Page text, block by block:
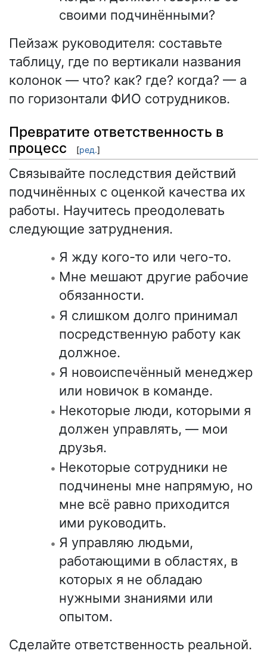
своими подчинёнными?
Пейзаж руководителя: составьте
таблицу, где по вертикали названия
колонок — что? как? где? когда? — а
по горизонтали ФИО сотрудников.
Превратите ответственность в
процесс
[ред.]
Связывайте последствия действий
подчинённых с оценкой качества их
работы. Научитесь преодолевать
следующие затруднения.
Я жду кого-то или чего-то.
Мне мешают другие рабочие
обязанности.
Я слишком долго принимал
посредственную работу как
должное.
Я новоиспечённый менеджер
или новичок в команде.
Некоторые люди, которыми я
должен управлять, — мои
друзья.
Некоторые сотрудники не
подчинены мне напрямую, но
мне всё равно приходится
ими руководить.
Я управляю людьми,
работающими в областях, в
которых я не обладаю
нужными знаниями или
опытом.
Сделайте ответственность реальной.